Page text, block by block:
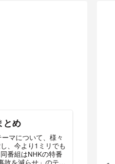
とめ
マについて、様々
、今より1ミリでも
番組はNHKの特番
故を減らせ」のテー